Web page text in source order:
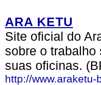
ARA KETU
Site oficial do
sobre o
suas oficinas.
http://www.araketu-